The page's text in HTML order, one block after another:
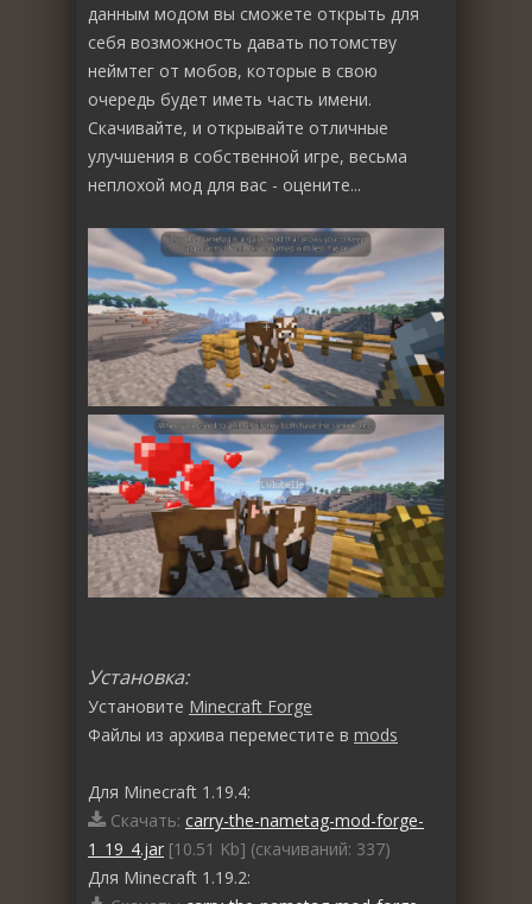
данным модом вы сможете открыть для
себя возможность давать потомству
неймтег от мобов, которые в свою
очередь будет иметь часть имени.
Скачивайте, и открывайте отличные
улучшения в собственной игре, весьма
неплохой мод для вас - оцените...
Установка:
Установите Minecraft Forge
Файлы из архива переместите в mods
Для Minecraft 1.19.4:
Скачать: carry-the-nametag-mod-forge-
1_19_4.jar [10.51 Kb] (cкачиваний: 337)
Для Minecraft 1.19.2: